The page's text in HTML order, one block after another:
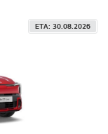
ETA: 30.08.2026